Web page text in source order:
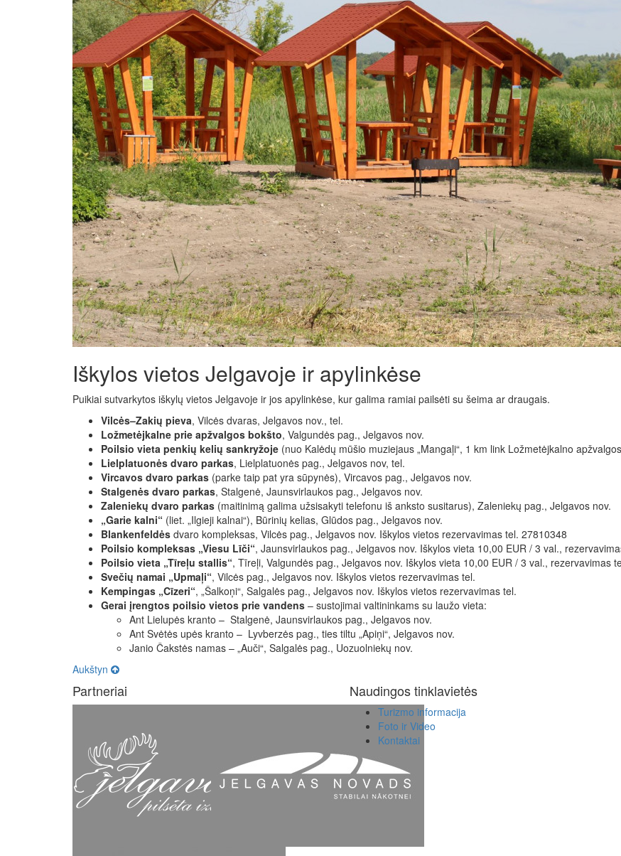
Iškylos vietos Jelgavoje ir apylinkėse
Puikiai sutvarkytos iškylų ​​vietos Jelgavoje ir jos apylinkėse, kur galima ramiai pailsėti su šeima ar draugais.
Vilcės–Zakių pieva, Vilcės dvaras, Jelgavos nov., tel.
Ložmetėjkalne prie apžvalgos bokšto, Valgundės pag., Jelgavos nov.
Poilsio vieta penkių kelių sankryžoje (nuo Kalėdų mūšio muziejaus „Mangaļi“, 1 km link Ložmetėjkalno
Lielplatuonės dvaro parkas, Lielplatuonės pag., Jelgavos nov, tel.
Vircavos dvaro parkas (parke taip pat yra sūpynės), Vircavos pag., Jelgavos nov.
Stalgenės dvaro parkas, Stalgenė, Jaunsvirlaukos pag., Jelgavos nov.
Zaleniekų dvaro parkas (maitinimą galima užsisakyti telefonu iš anksto susitarus), Zaleniekų pag., Jelgavos nov.
„Garie kalni“ (liet. „Ilgieji kalnai“), Būrinių kelias, Glūdos pag., Jelgavos nov.
Blankenfeldės dvaro kompleksas, Vilcės pag., Jelgavos nov. Iškylos ​​vietos rezervavimas tel. 27810348
Poilsio kompleksas „Viesu Līči“, Jaunsvirlaukos pag., Jelgavos nov. Iškylos vieta 10,00 EUR / 3 val.,
Poilsio vieta „Tīreļu stallis“, Tīreļi, Valgundės pag., Jelgavos nov. Iškylos vieta 10,00 EUR / 3 val., rezervavimas
Svečių namai „Upmaļi“, Vilcės pag., Jelgavos nov. Iškylos ​​vietos rezervavimas tel.
Kempingas „Cīzeri“, „Šalkoņi“, Salgalės pag., Jelgavos nov. Iškylos ​​vietos rezervavimas tel.
Gerai įrengtos poilsio vietos prie vandens – sustojimai valtininkams su laužo vieta:
Ant Lielupės kranto – Stalgenė, Jaunsvirlaukos pag., Jelgavos nov.
Ant Svėtės upės kranto – Lyvberzės pag., ties tiltu „Apiņi“, Jelgavos nov.
Janio Čakstės namas – „Auči“, Salgalės pag., Uozuolniekų nov.
Aukštyn
Partneriai Naudingos tinklavietės
Turizmo informacija
Foto ir Video
Kontaktai